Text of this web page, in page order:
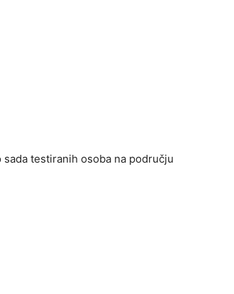
testiranih osoba na području